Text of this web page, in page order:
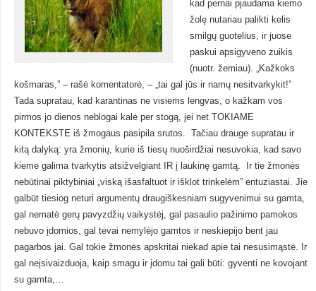
kad pernai pjaudama kiemo
žolę nutariau palikti kelis
smilgų guotelius, ir juose
paskui apsigyveno zuikis
(nuotr. žemiau). „Kažkoks
košmaras,” – rašė komentatorė, – „tai gal jūs ir namų nesitvarkykit!”
Tada supratau, kad karantinas ne visiems lengvas, o kažkam vos
pirmos jo dienos neblogai kalė per stogą, jei net TOKIAME
KONTEKSTE iš žmogaus pasipila srutos. Tačiau drauge supratau ir
kitą dalyką: yra žmonių, kurie iš tiesų nuoširdžiai nesuvokia, kad savo
kieme galima tvarkytis atsižvelgiant IR į laukinę gamtą. Ir tie žmonės
nebūtinai piktybiniai „viską išasfaltuot ir išklot trinkelėm” entuziastai. Jie
galbūt tiesiog neturi argumentų draugiškesniam sugyvenimui su gamta,
gal nematė gerų pavyzdžių vaikystėj, gal pasaulio pažinimo pamokos
nebuvo įdomios, gal tėvai nemylėjo gamtos ir neskiepijo bent jau
pagarbos jai. Gal tokie žmonės apskritai niekad apie tai nesusimąstė. Ir
gal neįsivaizduoja, kaip smagu ir įdomu tai gali būti: gyventi ne kovojant
su gamta,…